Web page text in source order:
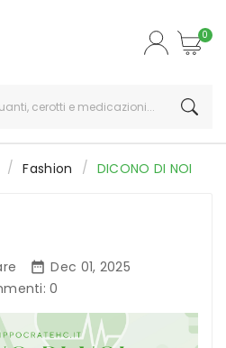
0
Fashion DICONO DI NOI
 Dec 01, 2025
0